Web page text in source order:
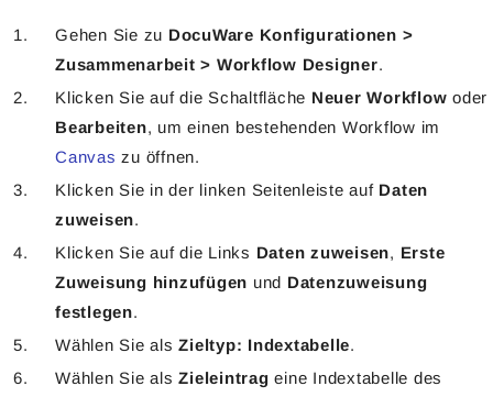
Gehen Sie zu DocuWare Konfigurationen >
Zusammenarbeit > Workflow Designer.
Klicken Sie auf die Schaltfläche Neuer Workflow oder
Bearbeiten, um einen bestehenden Workflow im
Canvas zu öffnen.
Klicken Sie in der linken Seitenleiste auf Daten
zuweisen.
Klicken Sie auf die Links Daten zuweisen, Erste
Zuweisung hinzufügen und Datenzuweisung
festlegen.
Wählen Sie alsZieltyp: Indextabelle.
Wählen Sie alsZieleintrag eine Indextabelle des